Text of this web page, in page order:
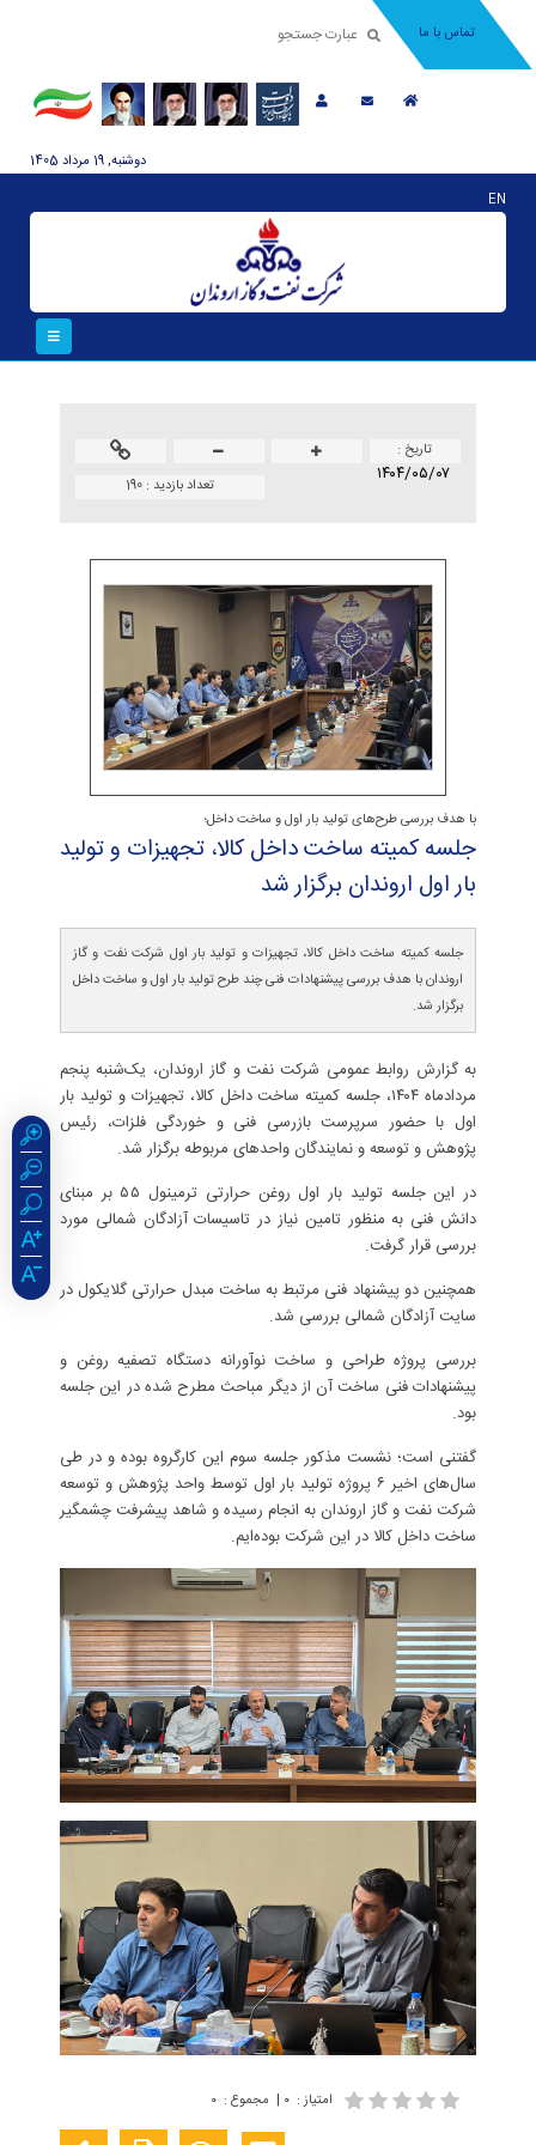
تماس با ما
دوشنبه, 19 مرداد 1405
EN
تاريخ :
۱۴۰۴/۰۵/۰۷ تعداد بازدید :190
با هدف بررسی طرح‌های تولید بار اول و ساخت داخل؛
جلسه كمیته ساخت داخل كالا، تجهیزات و تولید
بار اول اروندان برگزار شد
جلسه کمیته ساخت داخل کالا، تجهیزات و تولید بار اول شرکت نفت و گاز
اروندان با هدف بررسی پیشنهادات فنی چند طرح تولید بار اول و ساخت داخل
برگزار شد.
به گزارش روابط عمومی شر‌کت نفت و گاز اروندان، یک‌شنبه پنجم
مردادماه ۱۴۰۴، جلسه کمیته ساخت داخل کالا، تجهیزات و تولید بار
اول با حضور سرپرست بازرسی فنی و خوردگی فلزات، رئیس
پژوهش و توسعه و نمایندگان واحدهای مربوطه برگزار شد.
در این جلسه تولید بار اول روغن حرارتی ترمینول ۵۵ بر مبنای
دانش فنی به منظور تامین نیاز در تاسیسات آزادگان شمالی مورد
بررسی قرار گرفت.
همچنین دو پیشنهاد فنی مرتبط به ساخت مبدل حرارتی گلایکول در
سایت آزادگان شمالی بررسی شد.
بررسی پروژه طراحی و ساخت نوآورانه دستگاه تصفیه روغن و
پیشنهادات فنی ساخت آن از دیگر مباحث مطرح شده در این جلسه
بود.
گفتنی است؛ نشست مذکور جلسه سوم این کارگروه بوده و در طی
سال‌های اخیر ۶ پروژه تولید بار اول توسط واحد پژوهش و توسعه
شرکت نفت و گاز اروندان به انجام رسیده و شاهد پیشرفت چشمگیر
ساخت داخل کالا در این شرکت بوده‌ایم.
امتیاز: ۰ | مجموع : ۰